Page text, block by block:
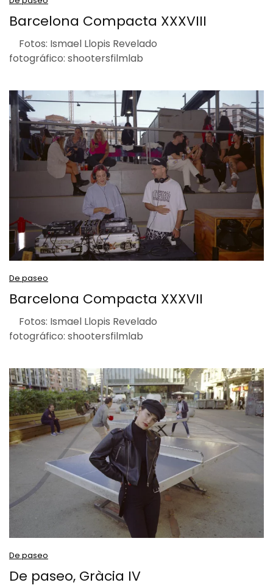
Barcelona Compacta XXXVIII
Fotos: Ismael Llopis Revelado
fotográfico: shootersfilmlab
De paseo
Barcelona Compacta XXXVII
Fotos: Ismael Llopis Revelado
fotográfico: shootersfilmlab
De paseo
De paseo, Gràcia IV